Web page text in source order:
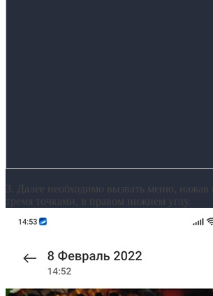
3. Далее необходимо вызвать меню, нажав
тремя точками, в правом нижнем углу.